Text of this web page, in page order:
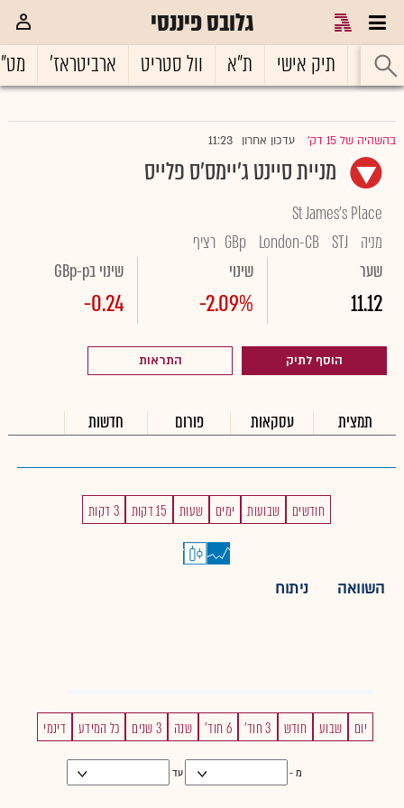
גלובס פיננסי
ראשי תיק אישי ת"א וול סטריט ארביטראז'
בהשהיה של 15 דק' עדכון אחרון 11:23
מניית סיינט ג'יימס'ס פלייס
St James's Place
מניה
STJ
London-CB
GBp רציף
שער
11.12
שינוי
-2.09%
שינוי בGBp-p
-0.24
הוסף לתיק התראות
תמצית עסקאות פורום חדשות
חודשים שבועות ימים שעות 15 דקות 3 דקות
השוואה ניתוח
יום שבוע חודש 3 חוד' 6 חוד' שנה 3 שנים כל המידע דינמי
מ - עד